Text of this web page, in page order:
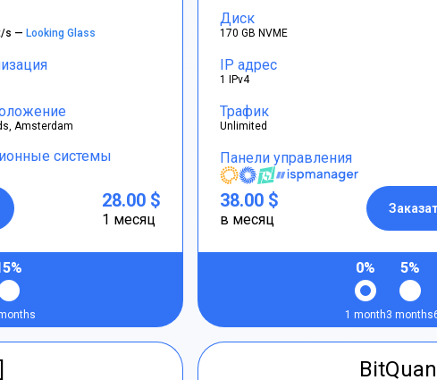
s — Looking Glass
Amsterdam
системы
28.00 $
1 месяц
Диск
170 GB NVME
IP адрес
1 IPv4
Трафик
Unlimited
Панели управления
38.00 $
в месяц
0%
1 month
5%
3 months